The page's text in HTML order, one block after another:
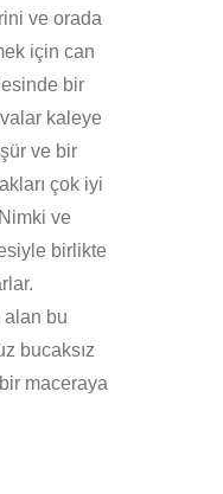
ve orada
için can
bir
kaleye
ve bir
çok iyi
ve
birlikte
alan bu
bucaksız
maceraya